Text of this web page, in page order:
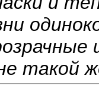
такой